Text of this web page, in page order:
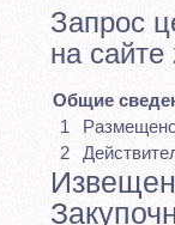
Запрос
на
Общие
1
2